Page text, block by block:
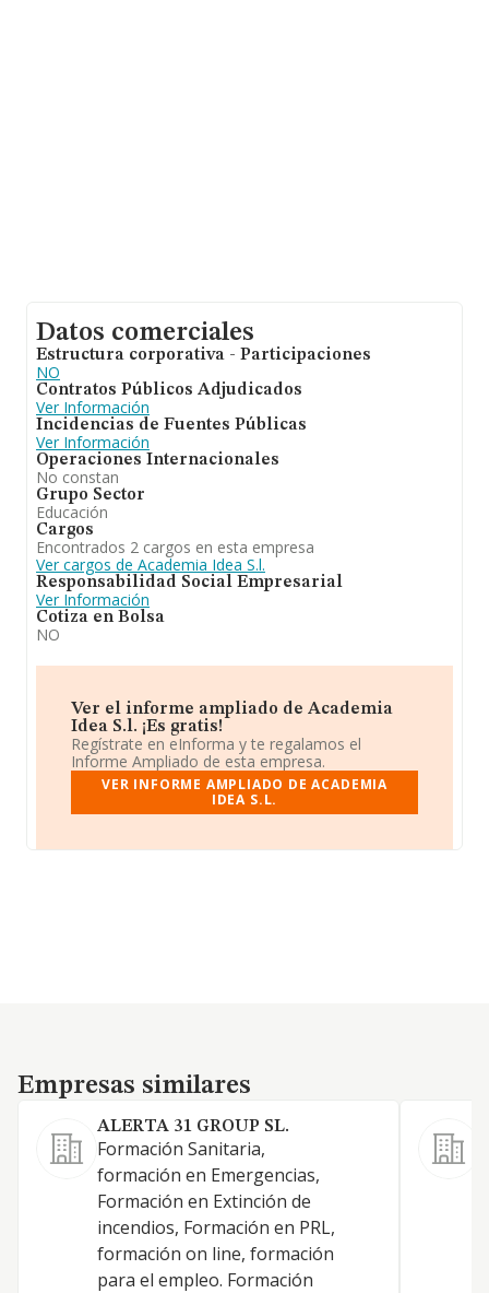
Datos comerciales
Estructura corporativa - Participaciones
NO
Contratos Públicos Adjudicados
Ver Información
Incidencias de Fuentes Públicas
Ver Información
Operaciones Internacionales
No constan
Grupo Sector
Educación
Cargos
Encontrados 2 cargos en esta empresa
Ver cargos de Academia Idea S.l.
Responsabilidad Social Empresarial
Ver Información
Cotiza en Bolsa
NO
Ver el informe ampliado de Academia
Idea S.l. ¡Es gratis!
Regístrate en eInforma y te regalamos el
Informe Ampliado de esta empresa.
VER INFORME AMPLIADO DE ACADEMIA
IDEA S.L.
Empresas similares
Empresas similares
ALERTA 31 GROUP SL.
Formación Sanitaria,
formación en Emergencias,
Formación en Extinción de
incendios, Formación en PRL,
formación on line, formación
para el empleo. Formación